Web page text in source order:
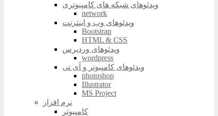
ویدئوهای شبکه های کامپیوتری
network
ویدئوهای وب و اینترنت
Bootstrap
HTML & CSS
ویدئوهای وردپرس
wordpress
ویدئوهای کامپیوتر و آی تی
photoshop
Illustrator
MS Project
نرم افزار
کامپیوتر